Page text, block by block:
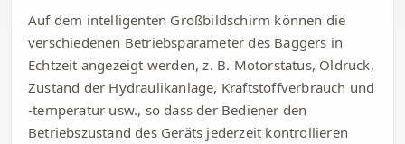
Auf dem intelligenten Großbildschirm können die
verschiedenen Betriebsparameter des Baggers in
Echtzeit angezeigt werden, z. B. Motorstatus, Öldruck,
Zustand der Hydraulikanlage, Kraftstoffverbrauch und
-temperatur usw., so dass der Bediener den
Betriebszustand des Geräts jederzeit kontrollieren